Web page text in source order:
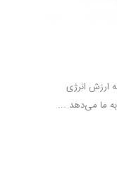
ارزش انرژی
ما می‌دهد ...